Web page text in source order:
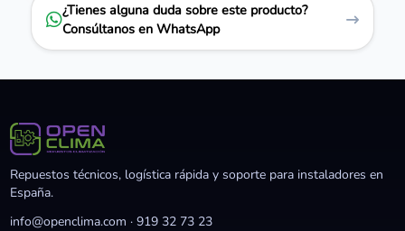
¿Tienes alguna duda sobre este producto?
Consúltanos en WhatsApp
Repuestos técnicos, logística rápida y soporte para instaladores en
España.
info@openclima.com ·919 32 73 23